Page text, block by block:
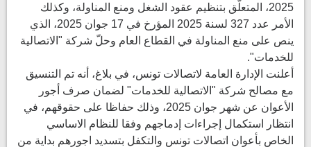
2025، المتعلّق بتنظيم عقود الشغل ومنع المناولة، وكذلك
الأمر عدد 327 لسنة 2025 المؤرخ في 17 جوان 2025، الذي
ينص على منع المناولة في القطاع العام وحلّ شركة "الاتصالية
للخدمات".
أعلنت الإدارة العامة لاتصالات تونس، في بلاغ، أنه تم التنسيق
مع مصالح شركة "الاتصالية للخدمات" لضمان صرف أجور
الأعوان عن شهر جوان 2025، وذلك حفاظا على حقوقهم، في
انتظار استكمال إجراءات إدماجهم وفقا للنظام الاساسي
الخاص بأعوان اتصالات تونس والتكفل بتسديد اجورهم بداية من